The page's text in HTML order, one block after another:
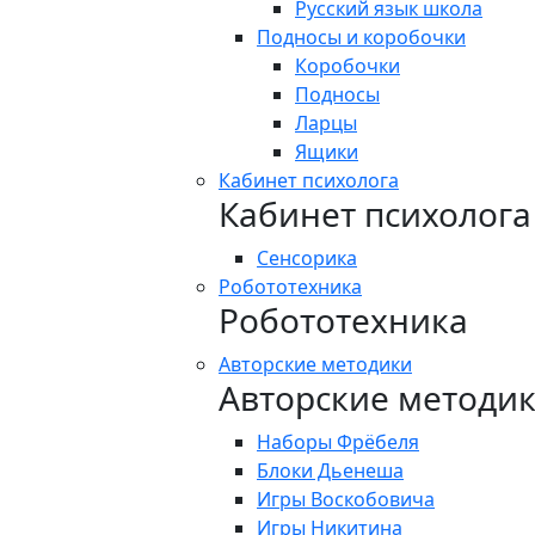
Русский язык школа
Подносы и коробочки
Коробочки
Подносы
Ларцы
Ящики
Кабинет психолога
Кабинет психолога
Сенсорика
Робототехника
Робототехника
Авторские методики
Авторские
Наборы Фрёбеля
Блоки Дьенеша
Игры Воскобовича
Игры Никитина